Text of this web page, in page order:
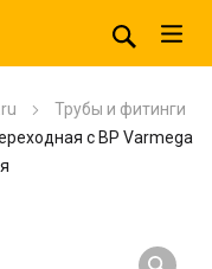
Трубы и фитинги
с ВР Varmega